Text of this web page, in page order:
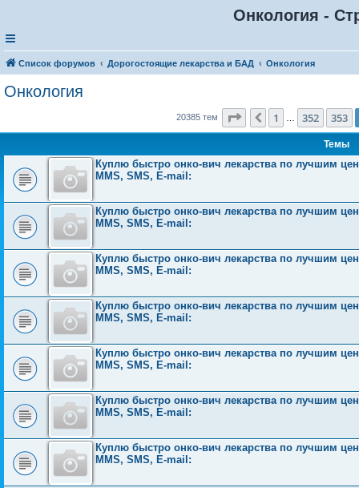
Онкология -
Список форумов Дорогостоящие лекарства и БАД Онкология
Онкология
20385 тем Страница 354из 816
Пред.
1 352 353
Темы
Куплю быстро онко-вич лекарства по лучшим
MMS, SMS, E-mail:
Куплю быстро онко-вич лекарства по лучшим
MMS, SMS, E-mail:
Куплю быстро онко-вич лекарства по лучшим
MMS, SMS, E-mail:
Куплю быстро онко-вич лекарства по лучшим
MMS, SMS, E-mail:
Куплю быстро онко-вич лекарства по лучшим
MMS, SMS, E-mail:
Куплю быстро онко-вич лекарства по лучшим
MMS, SMS, E-mail:
Куплю быстро онко-вич лекарства по лучшим
MMS, SMS, E-mail: